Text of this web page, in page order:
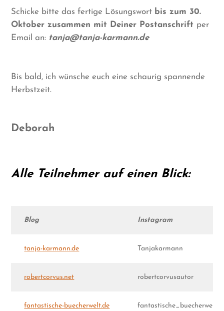
Schicke bitte das fertige Lösungswort bis zum 30.
Oktober zusammen mit Deiner Postanschrift per
Email an: tanja@tanja-karmann.de
Bis bald, ich wünsche euch eine schaurig spannende
Herbstzeit.
Deborah
Alle Teilnehmer auf einen Blick:
Blog Instagram
tanja-karmann.de Tanjakarmann
robertcorvus.net robertcorvusautor
fantastische-buecherwelt.de fantastische_buecherwelt